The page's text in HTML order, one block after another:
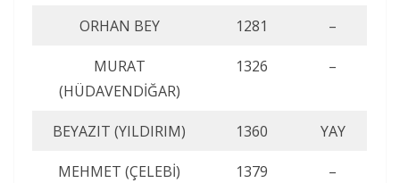
ORHAN BEY 1281 –
MURAT
(HÜDAVENDİĞAR)
1326 –
BEYAZIT (YILDIRIM) 1360 YAY
MEHMET (ÇELEBİ) 1379 –